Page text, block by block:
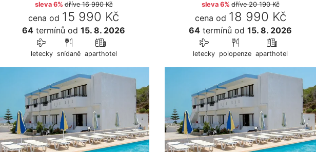
sleva 6% dříve16 990 Kč
cena od 15 990 Kč
64 termínů od 15. 8. 2026
letecky snídaně aparthotel
sleva 6% dříve20 190 Kč
cena od 18 990 Kč
64 termínů od 15. 8. 2026
letecky polopenze aparthotel